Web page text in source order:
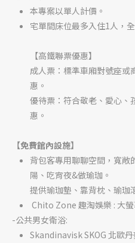
本專案以單人計價。
宅單間床位最多入住1人，
【高鐵聯票優惠】
成人票：標準車廂對號座或
惠。
優待票：符合敬老、愛心、
惠。
【免費館內設施】
背包客專用聊聊空間，寬敞
陽、吃宵夜&做瑜珈。
提供瑜珈墊、靠背枕、瑜珈
Chito Zone 趣淘娛樂 : 大
-公共男女衛浴:
Skandinavisk SKOG 北歐